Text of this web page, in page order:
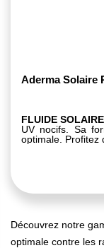
Aderma Solaire
FLUIDE
UV nocifs. Sa
optimale. Profitez
Découvrez notre
optimale contre les